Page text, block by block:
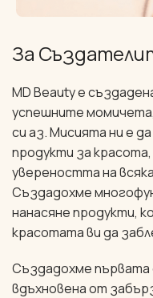
За
MD Beauty е
успешните
си аз. Мисията ни е
продукти за
увереността на
Създадохме
нанасяне продукти,
красотата ви да
Създадохме първата
вдъхновена от